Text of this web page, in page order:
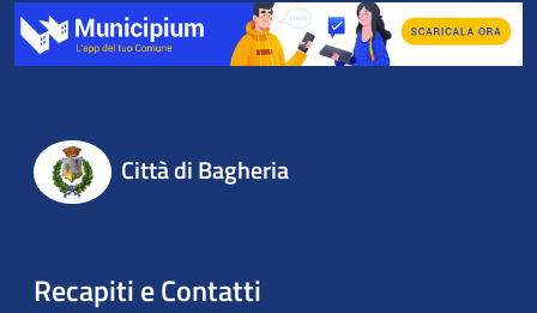
Città di Bagheria
Recapiti e Contatti